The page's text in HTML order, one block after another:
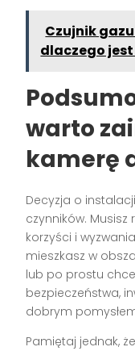
Czujnik
dlaczego
warto
kamerę
Decyzja o instalacji
czynników.
korzyści i
mieszkasz w
lub po prostu
bezpieczeństwa,
dobrym
Pamiętaj jednak,